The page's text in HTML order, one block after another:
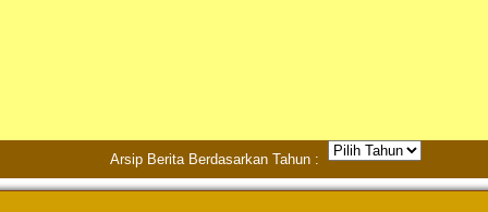
Arsip Berita Berdasarkan Tahun :